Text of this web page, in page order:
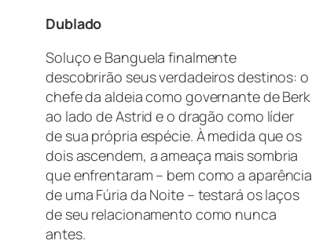
Dublado
Soluço e Banguela finalmente
descobrirão seus verdadeiros destinos: o
chefe da aldeia como governante de Berk
ao lado de Astrid e o dragão como líder
de sua própria espécie. À medida que os
dois ascendem, a ameaça mais sombria
que enfrentaram – bem como a aparência
de uma Fúria da Noite – testará os laços
de seu relacionamento como nunca
antes.